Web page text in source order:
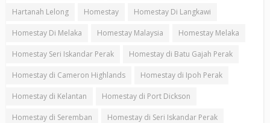
Hartanah Lelong Homestay Homestay Di Langkawi
Homestay Di Melaka Homestay Malaysia Homestay Melaka
Homestay Seri Iskandar Perak Homestay di Batu Gajah Perak
Homestay di Cameron Highlands Homestay di Ipoh Perak
Homestay di Kelantan Homestay di Port Dickson
Homestay di Seremban Homestay di Seri Iskandar Perak